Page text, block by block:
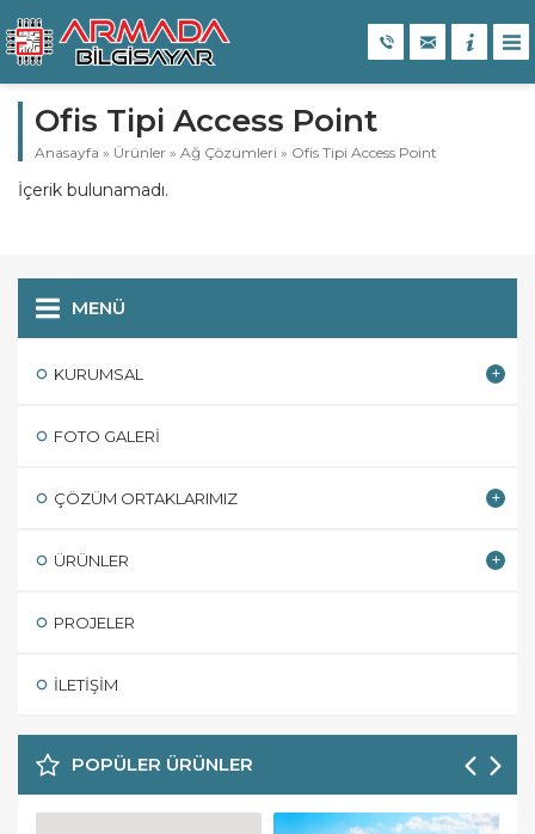
Ofis Tipi Access Point
Anasayfa » Ürünler » Ağ Çözümleri » Ofis Tipi Access Point
İçerik bulunamadı.
MENÜ
KURUMSAL
FOTO GALERI
ÇÖZÜM ORTAKLARIMIZ
ÜRÜNLER
PROJELER
İLETIŞIM
POPÜLER ÜRÜNLER